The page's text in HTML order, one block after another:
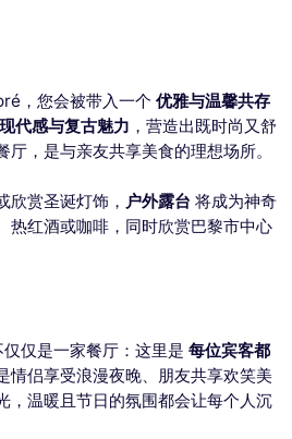
，您会被带入一个 优雅与温馨共存
现代感与复古魅力 ，营造出既时尚又舒
，是与亲友共享美食的理想场所。
欣赏圣诞灯饰， 户外露台 将成为神奇
热红酒或咖啡，同时欣赏巴黎市中心
仅是一家餐厅：这里是 每位宾客都
情侣享受浪漫夜晚、朋友共享欢笑美
，温暖且节日的氛围都会让每个人沉